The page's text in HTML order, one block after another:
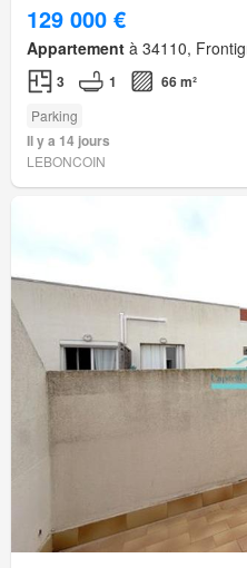
129 000 €
Appartement à 34110,
3 1 66 m²
Parking
Il y a 14 jours
LEBONCOIN